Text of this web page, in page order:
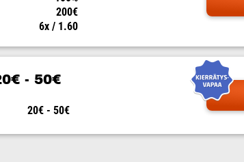
200€
6x / 1.60
- 50€
20€ - 50€